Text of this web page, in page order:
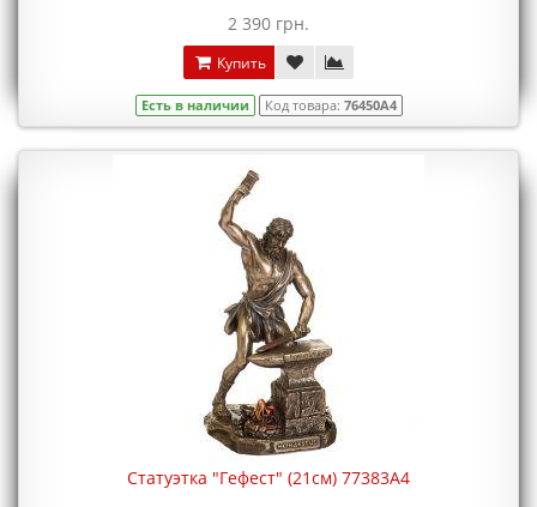
2 390 грн.
Купить
Есть в наличии Код товара: 76450A4
Статуэтка "Гефест" (21см) 77383A4